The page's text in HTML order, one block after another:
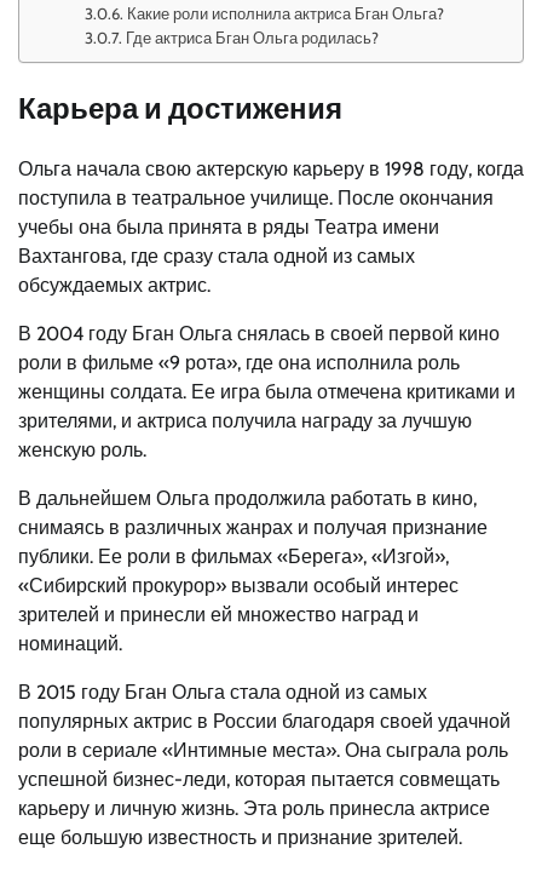
Какие роли исполнила актриса Бган Ольга?
Где актриса Бган Ольга родилась?
Карьера и достижения
Ольга начала свою актерскую карьеру в 1998 году, когда
поступила в театральное училище. После окончания
учебы она была принята в ряды Театра имени
Вахтангова, где сразу стала одной из самых
обсуждаемых актрис.
В 2004 году Бган Ольга снялась в своей первой кино
роли в фильме «9 рота», где она исполнила роль
женщины солдата. Ее игра была отмечена критиками и
зрителями, и актриса получила награду за лучшую
женскую роль.
В дальнейшем Ольга продолжила работать в кино,
снимаясь в различных жанрах и получая признание
публики. Ее роли в фильмах «Берега», «Изгой»,
«Сибирский прокурор» вызвали особый интерес
зрителей и принесли ей множество наград и
номинаций.
В 2015 году Бган Ольга стала одной из самых
популярных актрис в России благодаря своей удачной
роли в сериале «Интимные места». Она сыграла роль
успешной бизнес-леди, которая пытается совмещать
карьеру и личную жизнь. Эта роль принесла актрисе
еще большую известность и признание зрителей.